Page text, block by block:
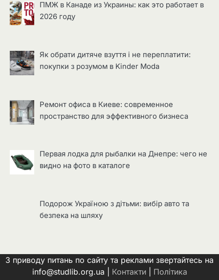
ПМЖ в Канаде из Украины: как это работает в
2026 году
Як обрати дитяче взуття і не переплатити:
покупки з розумом в Kinder Moda
Ремонт офиса в Киеве: современное
пространство для эффективного бизнеса
Первая лодка для рыбалки на Днепре: чего не
видно на фото в каталоге
Подорож Україною з дітьми: вибір авто та
безпека на шляху
З приводу питань по сайту та реклами звертайтесь на
info@studlib.org.ua | Контакти| Політика